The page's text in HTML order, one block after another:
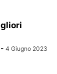
- 4 Giugno 2023